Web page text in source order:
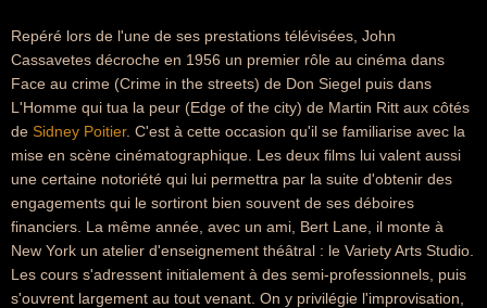
Repéré lors de l'une de ses prestations télévisées, John
Cassavetes décroche en 1956 un premier rôle au cinéma dans
Face au crime (Crime in the streets) de Don Siegel puis dans
L'Homme qui tua la peur (Edge of the city) de Martin Ritt aux côtés
de Sidney Poitier. C'est à cette occasion qu'il se familiarise avec la
mise en scène cinématographique. Les deux films lui valent aussi
une certaine notoriété qui lui permettra par la suite d'obtenir des
engagements qui le sortiront bien souvent de ses déboires
financiers. La même année, avec un ami, Bert Lane, il monte à
New York un atelier d'enseignement théâtral : le Variety Arts Studio.
Les cours s'adressent initialement à des semi-professionnels, puis
s'ouvrent largement au tout venant. On y privilégie l'improvisation,